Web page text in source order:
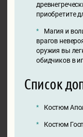
приобретите
Магия и
врагов
оружия вы
обидчиков в
Список
Костюм
Костюм